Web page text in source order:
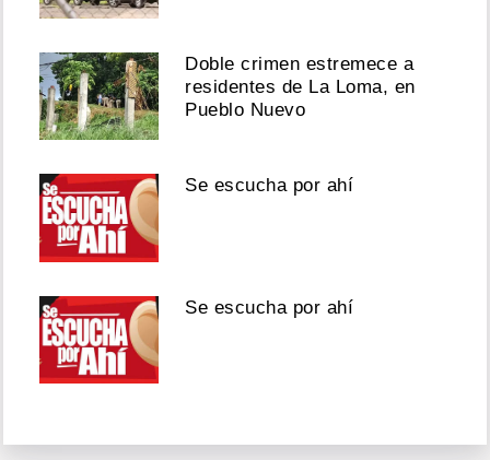
Doble crimen estremece a
residentes de La Loma, en
Pueblo Nuevo
Se escucha por ahí
Se escucha por ahí